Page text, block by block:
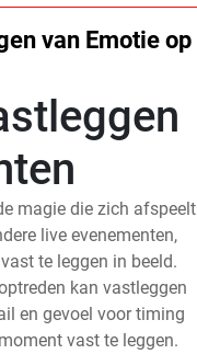
van Emotie op
magie die zich afspeelt
live evenementen,
te leggen in beeld.
kan vastleggen
en gevoel voor timing
vast te leggen.